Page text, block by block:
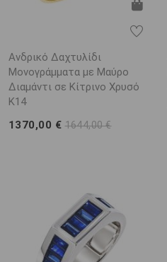
Ανδρικό Δαχτυλίδι
Μονογράμματα με Μαύρο
Διαμάντι σε Κίτρινο Χρυσό
K14
1370,00 € 1644,00 €